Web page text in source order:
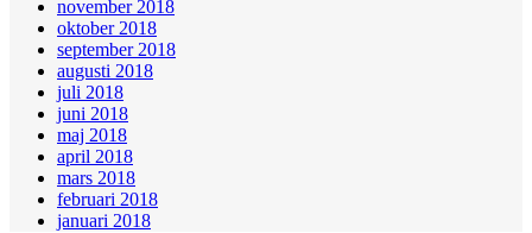
november 2018
oktober 2018
september 2018
augusti 2018
juli 2018
juni 2018
maj 2018
april 2018
mars 2018
februari 2018
januari 2018